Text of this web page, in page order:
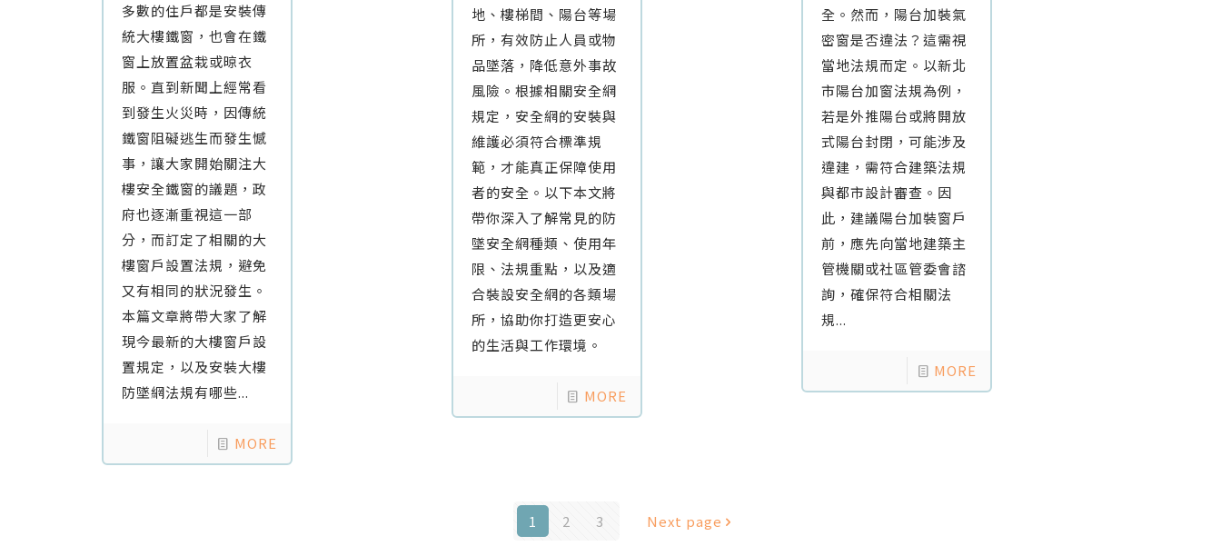
多數的住戶都是安裝傳
統大樓鐵窗，也會在鐵
窗上放置盆栽或晾衣
服。直到新聞上經常看
到發生火災時，因傳統
鐵窗阻礙逃生而發生憾
事，讓大家開始關注大
樓安全鐵窗的議題，政
府也逐漸重視這一部
分，而訂定了相關的大
樓窗戶設置法規，避免
又有相同的狀況發生。
本篇文章將帶大家了解
現今最新的大樓窗戶設
置規定，以及安裝大樓
防墜網法規有哪些...
MORE
地、樓梯間、陽台等場
所，有效防止人員或物
品墜落，降低意外事故
風險。根據相關安全網
規定，安全網的安裝與
維護必須符合標準規
範，才能真正保障使用
者的安全。以下本文將
帶你深入了解常見的防
墜安全網種類、使用年
限、法規重點，以及適
合裝設安全網的各類場
所，協助你打造更安心
的生活與工作環境。
MORE
全。然而，陽台加裝氣
密窗是否違法？這需視
當地法規而定。以新北
市陽台加窗法規為例，
若是外推陽台或將開放
式陽台封閉，可能涉及
違建，需符合建築法規
與都市設計審查。因
此，建議陽台加裝窗戶
前，應先向當地建築主
管機關或社區管委會諮
詢，確保符合相關法
規...
MORE
1 2 3 Next page